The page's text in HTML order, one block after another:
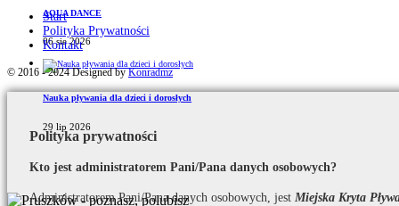
AQUA DANCE
06 sie 2026
Nauka pływania dla dzieci i dorosłych
29 lip 2026
Start
Polityka Prywatności
Kontakt
© 2016 - 2024 Designed by Konradmz
Polityka prywatności
Kto jest administratorem Pani/Pana danych osobowych?
Administratorem Pani/Pana danych osobowych, jest Miejska Kryta